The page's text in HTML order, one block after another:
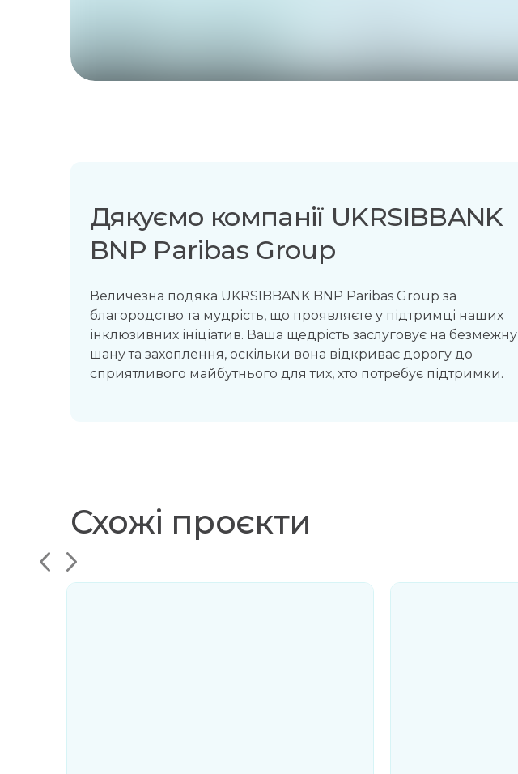
Дякуємо компанії UKRSIBBANK
BNP Paribas Group
Величезна подяка UKRSIBBANK BNP Paribas Group за
благородство та мудрість, що проявляєте у підтримці наших
інклюзивних ініціатив. Ваша щедрість заслуговує на безмежну
шану та захоплення, оскільки вона відкриває дорогу до
сприятливого майбутнього для тих, хто потребує підтримки.
Схожі проєкти